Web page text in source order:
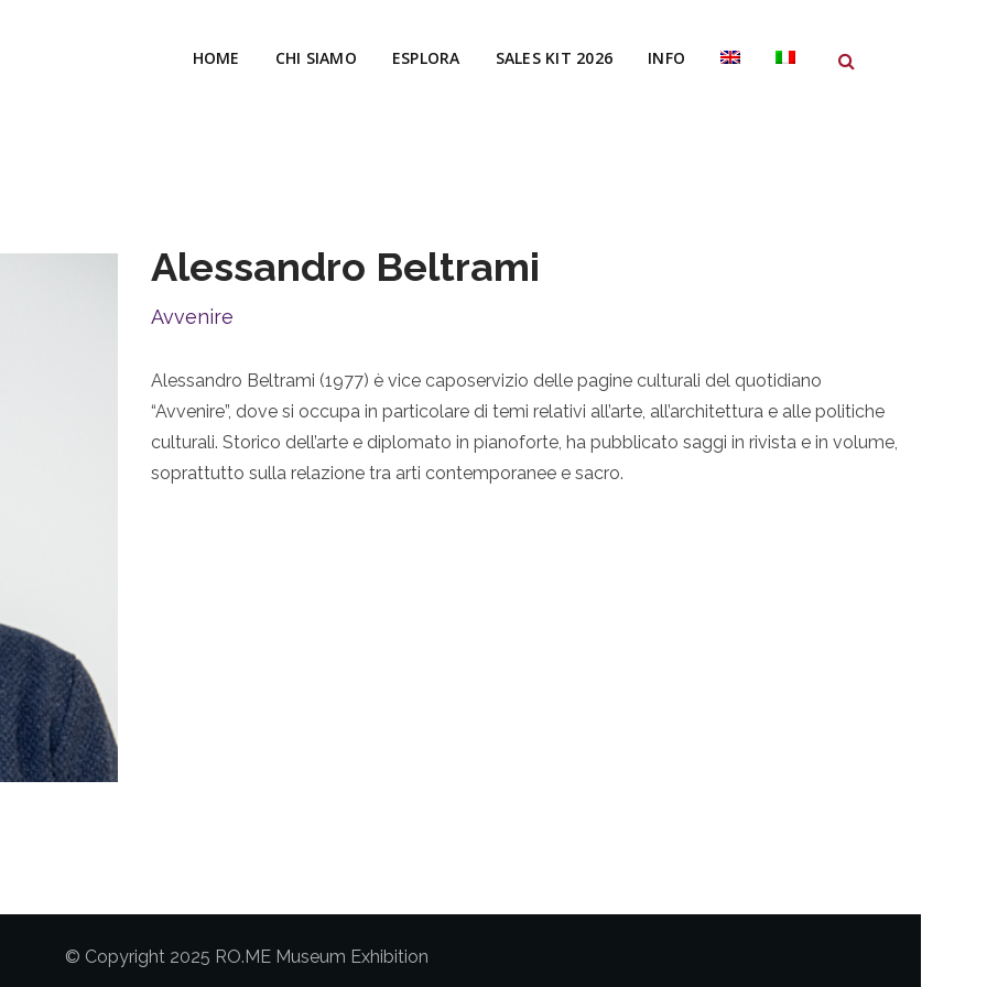
HOME CHI SIAMO ESPLORA SALES KIT 2026 INFO
Alessandro Beltrami
Avvenire
Alessandro Beltrami (1977) è vice caposervizio delle pagine culturali del quotidiano
“Avvenire”, dove si occupa in particolare di temi relativi all’arte, all’architettura e alle politiche
culturali. Storico dell’arte e diplomato in pianoforte, ha pubblicato saggi in rivista e in volume,
soprattutto sulla relazione tra arti contemporanee e sacro.
© Copyright 2025 RO.ME Museum Exhibition